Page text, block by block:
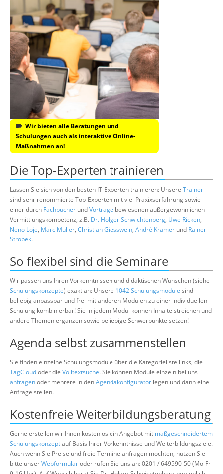
Wir bieten alle Beratungen und
Schulungen auch als interaktive Online-
Maßnahmen an!
Die Top-Experten trainieren
Lassen Sie sich von den besten IT-Experten trainieren: Unsere Trainer
sind sehr renommierte Top-Experten mit viel Praxixserfahrung sowie
einer durch Fachbücher undVorträge bewiesenen außergewöhnlichen
Vermittlungskompetenz, z.B. Dr. Holger Schwichtenberg, Uwe Ricken,
Neno Loje, Marc Müller, Christian Giesswein, André Krämer und Rainer
Stropek.
So flexibel sind die Seminare
Wir passen uns Ihren Vorkenntnissen und didaktischen Wünschen (siehe
Schulungskonzepte) exakt an: Unsere 1042 Schulungsmodule sind
beliebig anpassbar und frei mit anderen Modulen zu einer individuellen
Schulung kombinierbar! Sie in jedem Modul können Inhalte streichen und
andere Themen ergänzen sowie beliebige Schwerpunkte setzen!
Agenda selbst zusammenstellen
Sie finden einzelne Schulungsmodule über die Kategorieliste links, die
TagCloudoder die Volltextsuche. Sie können Module einzeln bei uns
anfragenoder mehrere in denAgendakonfigurator legen und dann eine
Anfrage stellen.
Kostenfreie Weiterbildungsberatung
Gerne erstellen wir Ihnen kostenlos ein Angebot mit maßgeschneidertem
Schulungskonzeptauf Basis Ihrer Vorkenntnisse und Weiterbildungsziele.
Auch wenn Sie Preise und freie Termine anfragen möchten, nutzen Sie
bitte unserWebformularoder rufen Sie uns an: 0201 / 649590-50 (Mo-Fr